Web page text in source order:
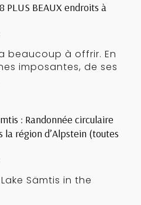
PLUS BEAUX endroits à
beaucoup à offrir. En
imposantes, de ses
: Randonnée circulaire
la région d’Alpstein (toutes
Sämtis in the